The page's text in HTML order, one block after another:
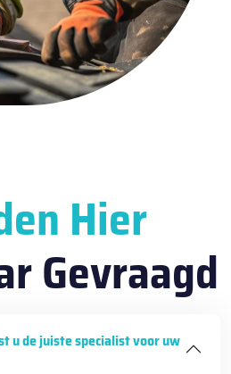
Hier
Gevraagd
u de juiste specialist voor uw